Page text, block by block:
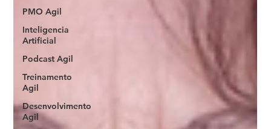
PMO Agil
Inteligencia
Artificial
Podcast Agil
Treinamento
Agil
Desenvolvimento
Agil